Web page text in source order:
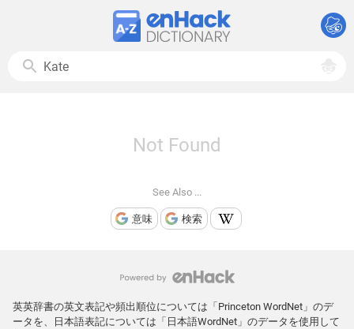
Not Found
See Also ...
意味 検索
英英辞書の英文表記や頻出順位については「Princeton WordNet」のデ
ータを、日本語表記については「日本語WordNet」のデータを使用して